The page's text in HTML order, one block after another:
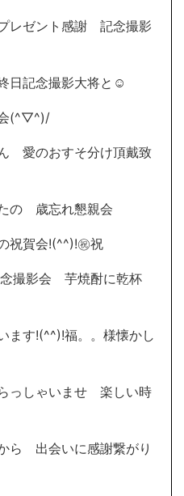
レゼント感謝 記念撮影
日記念撮影大将と☺
(^▽^)/
愛のおすそ分け頂戴致
の 歳忘れ懇親会
祝賀会!(^^)!㊗祝
撮影会 芋焼酎に乾杯
ます!(^^)!福。。様懐かし
っしゃいませ 楽しい時
ら 出会いに感謝繋がり